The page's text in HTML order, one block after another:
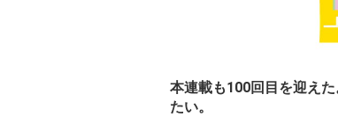
本連載も100回目を迎え
たい。